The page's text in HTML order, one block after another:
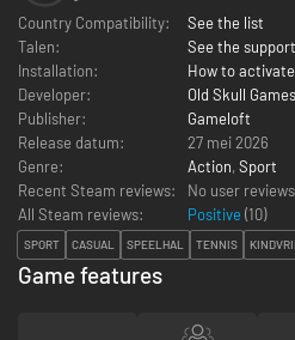
Country Compatibility:
See the list
Talen:
See the
Installation:
How to
Developer:
Old Skull Games
Publisher:
Gameloft
Release datum:
27 mei 2026
Genre:
Action, Sport
Recent Steam reviews:
No user reviews
All Steam reviews:
Positive (10)
SPORT CASUAL SPEELHAL TENNIS
Game features